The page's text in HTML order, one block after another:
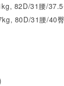
82D/31腰/
80D/31腰/40